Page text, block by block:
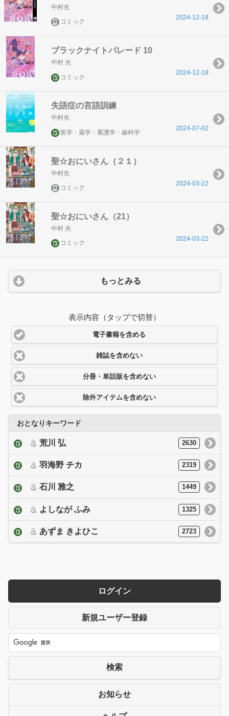
中村光
コミック
2024-12-18
ブラックナイトパレード 10
中村 光
コミック
2024-12-18
失語症の言語訓練
中村光
医学・薬学・看護学・歯科学
2024-07-02
聖☆おにいさん（２１）
中村光
コミック
2024-03-22
聖☆おにいさん（21）
中村 光
コミック
2024-03-22
もっとみる
表示内容（タップで切替）
電子書籍を含める
雑誌を含めない
分冊・単話版を含めない
除外アイテムを含めない
おとなりキーワード
荒川 弘 2630
羽海野 チカ 2319
石川 雅之 1449
よしなが ふみ 1325
あずま きよひこ 2723
ログイン
新規ユーザー登録
検索
お知らせ